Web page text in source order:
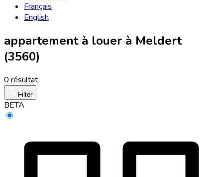
Français
English
appartement à louer à Meldert
(3560)
0 résultat
Filter
BETA